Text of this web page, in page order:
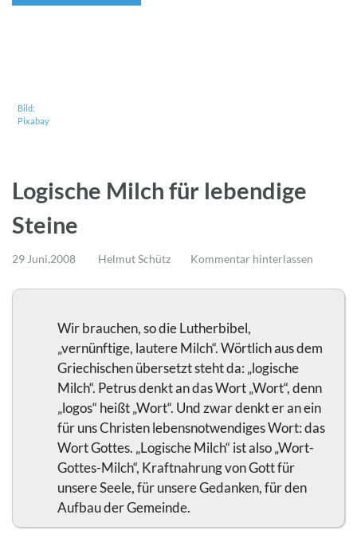
Bild:
Pixabay
Logische Milch für lebendige
Steine
29 Juni,2008 Helmut Schütz Kommentar hinterlassen
Wir brauchen, so die Lutherbibel,
„vernünftige, lautere Milch“. Wörtlich aus dem
Griechischen übersetzt steht da: „logische
Milch“. Petrus denkt an das Wort „Wort“, denn
„logos“ heißt „Wort“. Und zwar denkt er an ein
für uns Christen lebensnotwendiges Wort: das
Wort Gottes. „Logische Milch“ ist also „Wort-
Gottes-Milch“, Kraftnahrung von Gott für
unsere Seele, für unsere Gedanken, für den
Aufbau der Gemeinde.